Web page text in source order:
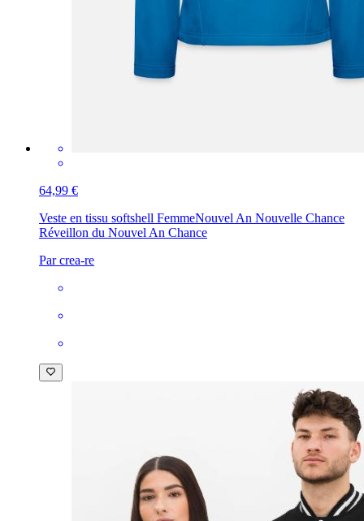
64,99 €
Veste en tissu softshell FemmeNouvel An Nouvelle Chance
Réveillon du Nouvel An Chance
Par crea-re